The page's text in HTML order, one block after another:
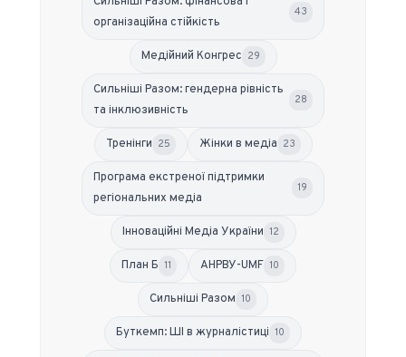
організаційна стійкість
43
Медійний Конгрес 29
Сильніші Разом: гендерна рівність
та інклюзивність
28
Тренінги 25 Жінки в медіа 23
Програма екстреної підтримки
регіональних медіа
19
Інноваційні Медіа України 12
План Б 11 АНРВУ-UMF 10
Сильніші Разом 10
Буткемп: ШІ в журналістиці 10